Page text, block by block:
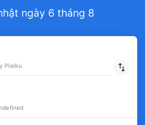
ngày 6 tháng 8
Pleiku